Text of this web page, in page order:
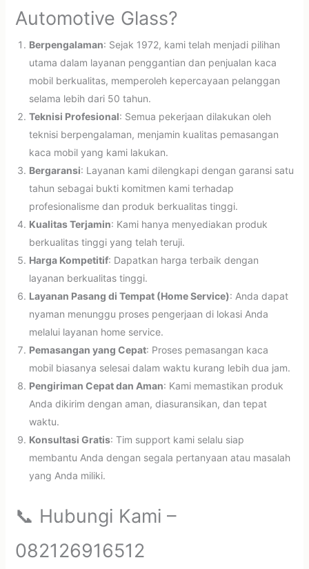
Automotive Glass?
Berpengalaman: Sejak 1972, kami telah menjadi pilihan
utama dalam layanan penggantian dan penjualan kaca
mobil berkualitas, memperoleh kepercayaan pelanggan
selama lebih dari 50 tahun.
Teknisi Profesional: Semua pekerjaan dilakukan oleh
teknisi berpengalaman, menjamin kualitas pemasangan
kaca mobil yang kami lakukan.
Bergaransi: Layanan kami dilengkapi dengan garansi satu
tahun sebagai bukti komitmen kami terhadap
profesionalisme dan produk berkualitas tinggi.
Kualitas Terjamin: Kami hanya menyediakan produk
berkualitas tinggi yang telah teruji.
Harga Kompetitif: Dapatkan harga terbaik dengan
layanan berkualitas tinggi.
Layanan Pasang di Tempat (Home Service): Anda dapat
nyaman menunggu proses pengerjaan di lokasi Anda
melalui layanan home service.
Pemasangan yang Cepat: Proses pemasangan kaca
mobil biasanya selesai dalam waktu kurang lebih dua jam.
Pengiriman Cepat dan Aman: Kami memastikan produk
Anda dikirim dengan aman, diasuransikan, dan tepat
waktu.
Konsultasi Gratis: Tim support kami selalu siap
membantu Anda dengan segala pertanyaan atau masalah
yang Anda miliki.
📞 Hubungi Kami –
082126916512